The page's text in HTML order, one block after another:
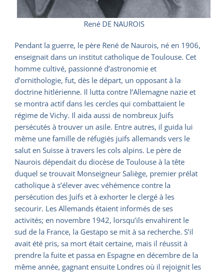
René DE NAUROIS
Pendant la guerre, le père René de Naurois, né en 1906,
enseignait dans un institut catholique de Toulouse. Cet
homme cultivé, passionné d’astronomie et
d’ornithologie, fut, dès le départ, un opposant à la
doctrine hitlérienne. Il lutta contre l’Allemagne nazie et
se montra actif dans les cercles qui combattaient le
régime de Vichy. Il aida aussi de nombreux Juifs
persécutés à trouver un asile. Entre autres, il guida lui
même une famille de réfugiés juifs allemands vers le
salut en Suisse à travers les cols alpins. Le père de
Naurois dépendait du diocèse de Toulouse à la tête
duquel se trouvait Monseigneur Saliège, premier prélat
catholique à s’élever avec véhémence contre la
persécution des Juifs et à exhorter le clergé à les
secourir. Les Allemands étaient informés de ses
activités; en novembre 1942, lorsqu’ils envahirent le
sud de la France, la Gestapo se mit à sa recherche. S’il
avait été pris, sa mort était certaine, mais il réussit à
prendre la fuite et passa en Espagne en décembre de la
même année, gagnant ensuite Londres où il rejoignit les